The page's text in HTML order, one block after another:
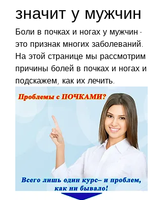
значит у мужчин
Боли в почках и ногах у мужчин -
это признак многих заболеваний.
На этой странице мы рассмотрим
причины болей в почках и ногах и
подскажем, как их лечить.